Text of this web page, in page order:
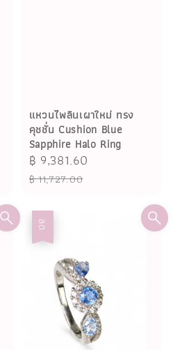
แหวนไพลินเผาใหม่ ทรง
คุชชั่น Cushion Blue
Sapphire Halo Ring
Sale
price
฿ 9,381.60
฿ 11,727.00
ลด